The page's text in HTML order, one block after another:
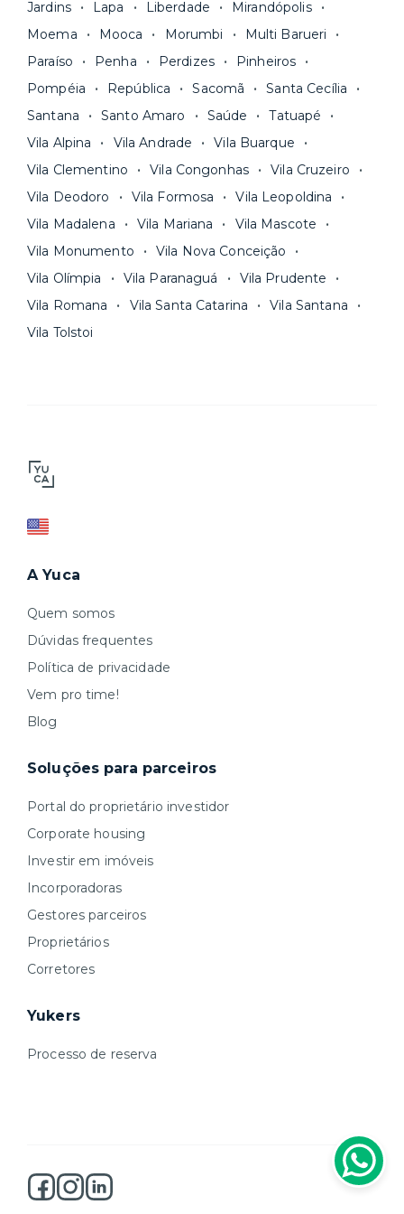
Jardins
Lapa Liberdade
Mirandópolis
Moema
Mooca Morumbi
Multi Barueri
Paraíso
Penha Perdizes
Pinheiros
Pompéia
República Sacomã
Santa Cecília
Santana
Santo Amaro Saúde
Tatuapé
Vila Alpina
Vila Andrade
Vila Buarque
Vila Clementino
Vila Congonhas
Vila Cruzeiro
Vila Deodoro
Vila Formosa
Vila Leopoldina
Vila Madalena
Vila Mariana
Vila Mascote
Vila Monumento
Vila Nova Conceição
Vila Olímpia
Vila Paranaguá
Vila Prudente
Vila Romana
Vila Santa Catarina
Vila Santana
Vila Tolstoi
A Yuca
Quem somos
Dúvidas frequentes
Política de privacidade
Vem pro time!
Blog
Soluções para parceiros
Portal do proprietário investidor
Corporate housing
Investir em imóveis
Incorporadoras
Gestores parceiros
Proprietários
Corretores
Yukers
Processo de reserva